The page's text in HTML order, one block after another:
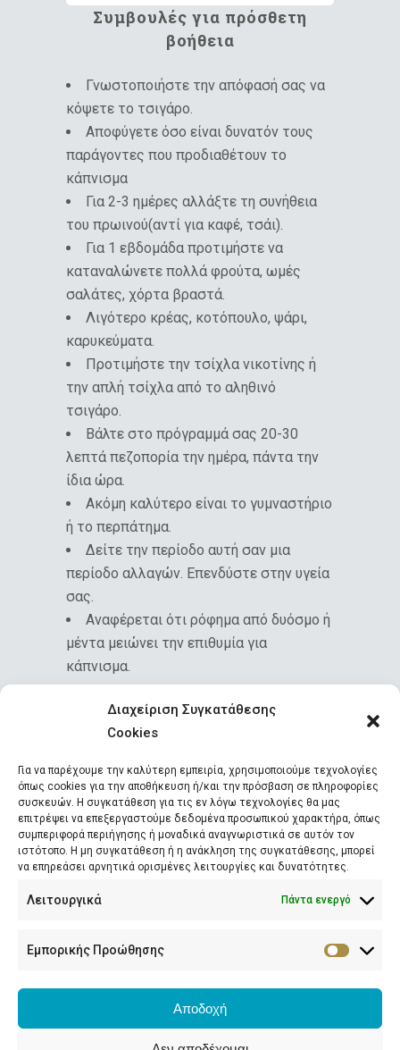
Διαχείριση Συγκατάθεσης
Cookies
Για να παρέχουμε την καλύτερη εμπειρία, χρησιμοποιούμε τεχνολογίες
όπως cookies για την αποθήκευση ή/και την πρόσβαση σε πληροφορίες
συσκευών. Η συγκατάθεση για τις εν λόγω τεχνολογίες θα μας
επιτρέψει να επεξεργαστούμε δεδομένα προσωπικού χαρακτήρα, όπως
συμπεριφορά περιήγησης ή μοναδικά αναγνωριστικά σε αυτόν τον
ιστότοπο. Η μη συγκατάθεση ή η ανάκληση της συγκατάθεσης, μπορεί
να επηρεάσει αρνητικά ορισμένες λειτουργίες και δυνατότητες.
Λειτουργικά Πάντα ενεργό
Εμπορικής Προώθησης
Αποδοχή
Συμβουλές για πρόσθετη
βοήθεια
Γνωστοποιήστε την απόφασή σας να
κόψετε το τσιγάρο.
Αποφύγετε όσο είναι δυνατόν τους
παράγοντες που προδιαθέτουν το
κάπνισμα
Για 2-3 ημέρες αλλάξτε τη συνήθεια
του πρωινού(αντί για καφέ, τσάι).
Για 1 εβδομάδα προτιμήστε να
καταναλώνετε πολλά φρούτα, ωμές
σαλάτες, χόρτα βραστά.
Λιγότερο κρέας, κοτόπουλο, ψάρι,
καρυκεύματα.
Προτιμήστε την τσίχλα νικοτίνης ή
την απλή τσίχλα από το αληθινό
τσιγάρο.
Βάλτε στο πρόγραμμά σας 20-30
λεπτά πεζοπορία την ημέρα, πάντα την
ίδια ώρα.
Ακόμη καλύτερο είναι το γυμναστήριο
ή το περπάτημα.
Δείτε την περίοδο αυτή σαν μια
περίοδο αλλαγών. Επενδύστε στην υγεία
σας.
Αναφέρεται ότι ρόφημα από δυόσμο ή
μέντα μειώνει την επιθυμία για
κάπνισμα.
ΔΗΜΗΤΡΑ Κ. ΜΑΡΑΓΙΑΝΝΗ
Facebook
2641058995 - 6944604073